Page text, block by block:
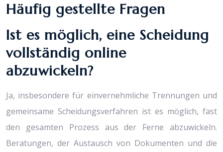
Häufig gestellte Fragen
Ist es möglich, eine Scheidung
vollständig online
abzuwickeln?
Ja, insbesondere für einvernehmliche Trennungen und
gemeinsame Scheidungsverfahren ist es möglich, fast
den gesamten Prozess aus der Ferne abzuwickeln.
Beratungen, der Austausch von Dokumenten und die